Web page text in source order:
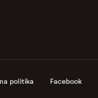
politika Facebook